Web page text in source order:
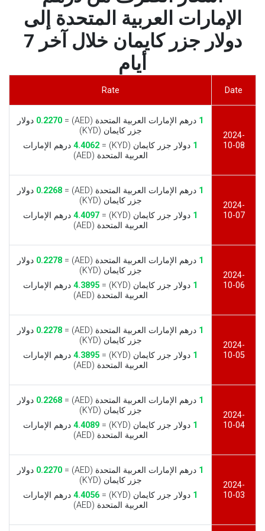
الإمارات العربية المتحدة إلى
دولار جزر كايمان خلال آخر 7
أيام
Date
Rate
2024-
10-08
1 درهم الإمارات العربية المتحدة (AED) = 0.2270 دولار
جزر كايمان (KYD)
1 دولار جزر كايمان (KYD) = 4.4062 درهم الإمارات
العربية المتحدة (AED)
2024-
10-07
1 درهم الإمارات العربية المتحدة (AED) = 0.2268 دولار
جزر كايمان (KYD)
1 دولار جزر كايمان (KYD) = 4.4097 درهم الإمارات
العربية المتحدة (AED)
2024-
10-06
1 درهم الإمارات العربية المتحدة (AED) = 0.2278 دولار
جزر كايمان (KYD)
1 دولار جزر كايمان (KYD) = 4.3895 درهم الإمارات
العربية المتحدة (AED)
2024-
10-05
1 درهم الإمارات العربية المتحدة (AED) = 0.2278 دولار
جزر كايمان (KYD)
1 دولار جزر كايمان (KYD) = 4.3895 درهم الإمارات
العربية المتحدة (AED)
2024-
10-04
1 درهم الإمارات العربية المتحدة (AED) = 0.2268 دولار
جزر كايمان (KYD)
1 دولار جزر كايمان (KYD) = 4.4089 درهم الإمارات
العربية المتحدة (AED)
2024-
10-03
1 درهم الإمارات العربية المتحدة (AED) = 0.2270 دولار
جزر كايمان (KYD)
1 دولار جزر كايمان (KYD) = 4.4056 درهم الإمارات
العربية المتحدة (AED)